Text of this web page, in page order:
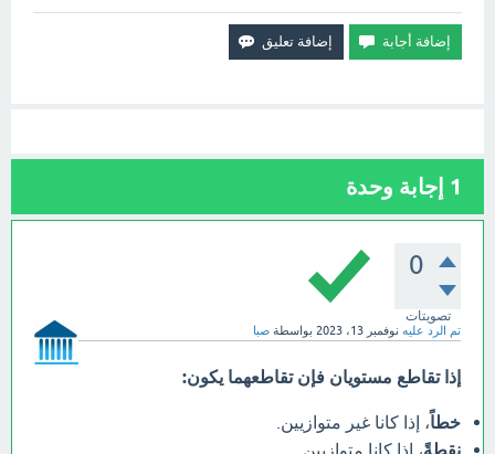
1 إجابة وحدة
0
تصويتات
تم الرد عليه نوفمبر 13، 2023 بواسطة صبا
إذا تقاطع مستويان فإن تقاطعهما يكون:
خطاً، إذا كانا غير متوازيين.
، إذا كانا متوازيين.